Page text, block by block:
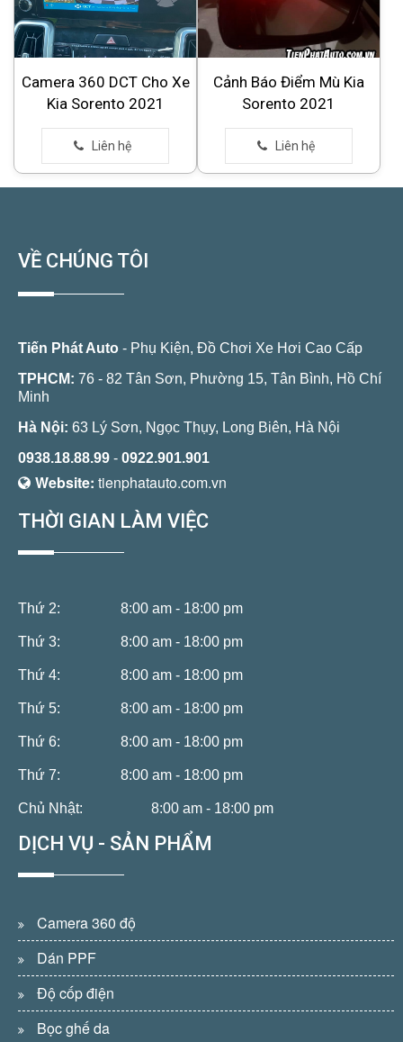
Camera 360 DCT Cho Xe
Kia Sorento 2021
Cảnh Báo Điểm Mù Kia
Sorento 2021
VỀ CHÚNG TÔI
Tiến Phát Auto - Phụ Kiện, Đồ Chơi Xe Hơi Cao Cấp
TPHCM: 76 - 82 Tân Sơn, Phường 15, Tân Bình, Hồ Chí
Minh
Hà Nội: 63 Lý Sơn, Ngọc Thụy, Long Biên, Hà Nội
0938.18.88.99 - 0922.901.901
Website: tienphatauto.com.vn
THỜI GIAN LÀM VIỆC
Thứ 2: 8:00 am - 18:00 pm
Thứ 3: 8:00 am - 18:00 pm
Thứ 4: 8:00 am - 18:00 pm
Thứ 5: 8:00 am - 18:00 pm
Thứ 6: 8:00 am - 18:00 pm
Thứ 7: 8:00 am - 18:00 pm
Chủ Nhật: 8:00 am - 18:00 pm
DỊCH VỤ - SẢN PHẨM
Camera 360 độ
Dán PPF
Độ cốp điện
Bọc ghế da